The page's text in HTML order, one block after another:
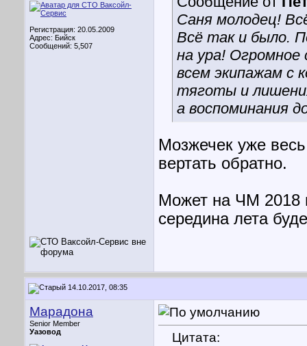
Регистрация: 20.05.2009
Адрес: Бийск
Сообщений: 5,507
Саня молодец!
Всё так и было.
на ура! Огромное
всем экипажам с
тяготы и
а воспоминания
Мозжечек уже
вертать обратно.
Может на ЧМ 2018
середина лета
14.10.2017, 08:35
Марадона
Senior Member
Уазовод
Цитата: